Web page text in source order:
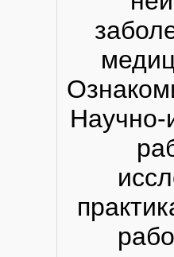
Научно-